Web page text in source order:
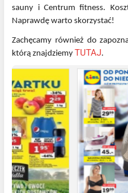
sauny i Centrum fitness.
Naprawdę warto skorzystać!
Zachęcamy również do
którą znajdziemy TUTAJ.